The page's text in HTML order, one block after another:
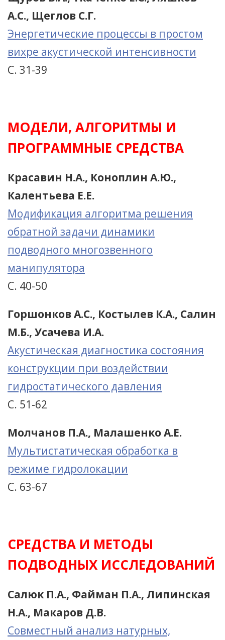
А.С., Щеглов С.Г.
Энергетические процессы в простом
вихре акустической интенсивности
С. 31-39
МОДЕЛИ, АЛГОРИТМЫ И
ПРОГРАММНЫЕ СРЕДСТВА
Красавин Н.А., Коноплин А.Ю.,
Калентьева Е.Е.
Модификация алгоритма решения
обратной задачи динамики
подводного многозвенного
манипулятора
С. 40-50
Горшонков А.С., Костылев К.А., Салин
М.Б., Усачева И.А.
Акустическая диагностика состояния
конструкции при воздействии
гидростатического давления
С. 51-62
Молчанов П.А., Малашенко А.Е.
Мультистатическая обработка в
режиме гидролокации
С. 63-67
СРЕДСТВА И МЕТОДЫ
ПОДВОДНЫХ ИССЛЕДОВАНИЙ
Салюк П.А., Файман П.А., Липинская
Н.А., Макаров Д.В.
Совместный анализ натурных,